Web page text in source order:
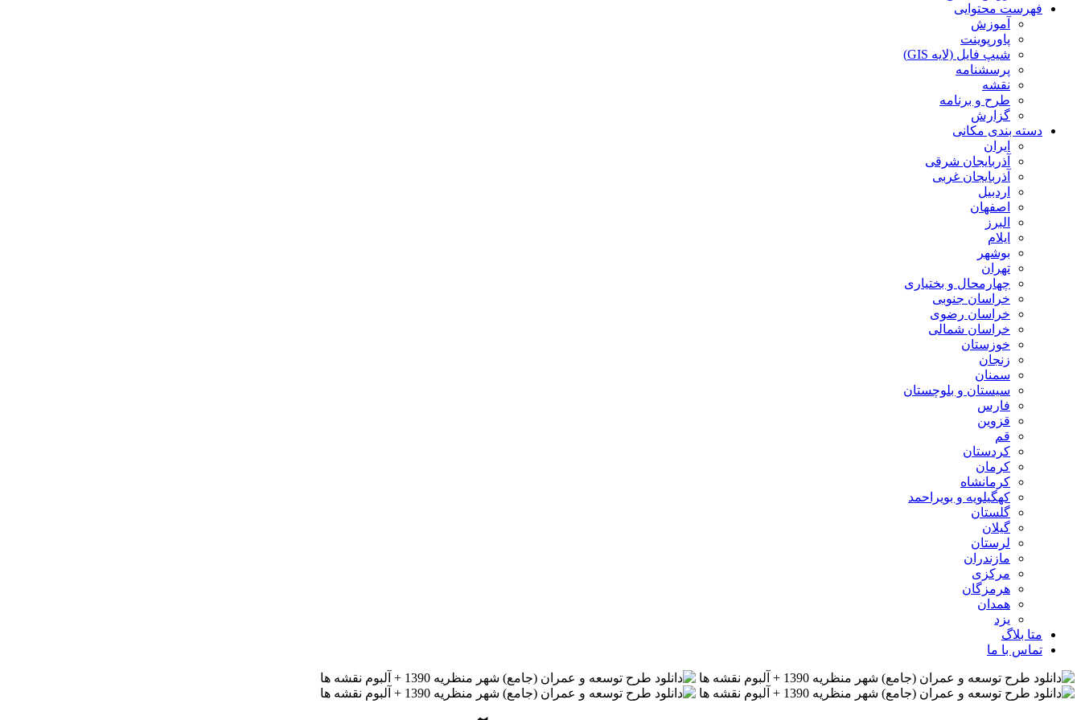
فهرست محتوایی
آموزش
پاورپوینت
شیپ فایل (لایه GIS)
پرسشنامه
نقشه
طرح و برنامه
گزارش
دسته بندی مکانی
ایران
آذربایجان شرقی
آذربایجان غربی
اردبیل
اصفهان
البرز
ایلام
بوشهر
تهران
چهارمحال و بختیاری
خراسان جنوبی
خراسان رضوی
خراسان شمالی
خوزستان
زنجان
سمنان
سیستان و بلوچستان
فارس
قزوین
قم
کردستان
کرمان
کرمانشاه
کهگیلویه و بویراحمد
گلستان
گیلان
لرستان
مازندران
مرکزی
هرمزگان
همدان
یزد
متا بلاگ
تماس با ما